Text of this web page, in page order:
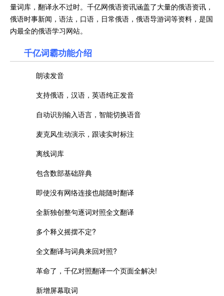
量词库，翻译永不过时。千亿网俄语资讯涵盖了大量的俄语资讯，
俄语时事新闻，语法，口语，日常俄语，俄语导游词等资料，是国
内最全的俄语学习网站。
千亿词霸功能介绍
朗读发音
支持俄语，汉语，英语纯正发音
自动识别输入语言，智能切换语音
麦克风生动演示，跟读实时标注
离线词库
包含数部基础辞典
即使没有网络连接也能随时翻译
全新独创整句逐词对照全文翻译
多个释义摇摆不定?
全文翻译与词典来回对照?
革命了，千亿对照翻译一个页面全解决!
新增屏幕取词